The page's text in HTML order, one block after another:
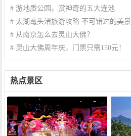
# 游地质公园，赏神奇的五大连池
# 太湖鼋头渚旅游攻略 不可错过的美景
# 从南京怎么去灵山大佛？
# 灵山大佛周年庆，门票只需150元！
热点景区